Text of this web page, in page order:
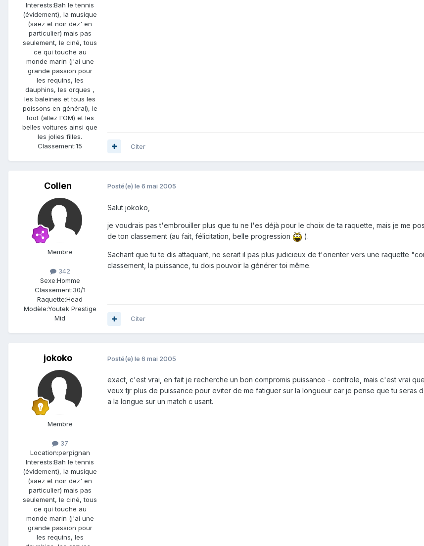
Interests:Bah le tennis
(évidement), la musique
(saez et noir dez' en
particulier) mais pas
seulement, le ciné, tous
ce qui touche au
monde marin (j'ai une
grande passion pour
les requins, les
dauphins, les orques ,
les baleines et tous les
poissons en général), le
foot (allez l'OM) et les
belles voitures ainsi que
les jolies filles.
Classement:15 Citer
Collen
Membre
342
Sexe:Homme
Classement:30/1
Raquette:Head
Modèle:Youtek Prestige
Mid
Posté(e) le 6 mai 2005
Salut jokoko,
je voudrais pas t'embrouiller plus que tu ne l'es déjà pour le choix de ta raquette, mais je me
de ton classement (au fait, félicitation, belle progression
).
Sachant que tu te dis attaquant, ne serait il pas plus judicieux de t'orienter vers une raquette
classement, la puissance, tu dois pouvoir la générer toi même.
Citer
jokoko
Membre
37
Location:perpignan
Interests:Bah le tennis
(évidement), la musique
(saez et noir dez' en
particulier) mais pas
seulement, le ciné, tous
ce qui touche au
monde marin (j'ai une
grande passion pour
les requins, les
Posté(e) le 6 mai 2005
exact, c'est vrai, en fait je recherche un bon compromis puissance - controle, mais c'est vrai
veux tjr plus de puissance pour eviter de me fatiguer sur la longueur car je pense que tu
a la longue sur un match c usant.